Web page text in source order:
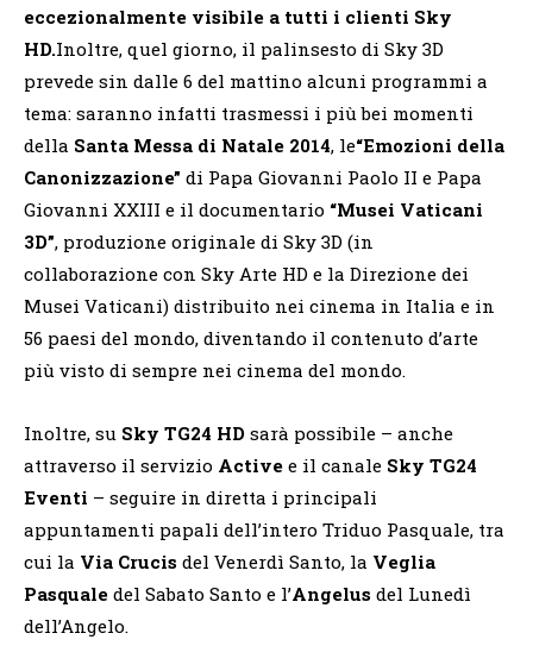
eccezionalmente visibile a tutti i clienti Sky
HD.Inoltre, quel giorno, il palinsesto di Sky 3D
prevede sin dalle 6 del mattino alcuni programmi a
tema: saranno infatti trasmessi i più bei momenti
della Santa Messa di Natale 2014, le“Emozioni della
Canonizzazione” di Papa Giovanni Paolo II e Papa
Giovanni XXIII e il documentario “Musei Vaticani
3D”, produzione originale di Sky 3D (in
collaborazione con Sky Arte HD e la Direzione dei
Musei Vaticani) distribuito nei cinema in Italia e in
56 paesi del mondo, diventando il contenuto d’arte
più visto di sempre nei cinema del mondo.
Inoltre, su Sky TG24 HD sarà possibile – anche
attraverso il servizio Active e il canale Sky TG24
Eventi – seguire in diretta i principali
appuntamenti papali dell’intero Triduo Pasquale, tra
cui la Via Crucis del Venerdì Santo, la Veglia
Pasquale del Sabato Santo e l’Angelus del Lunedì
dell’Angelo.